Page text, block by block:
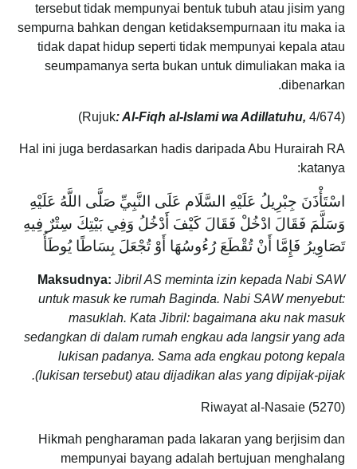
tersebut tidak mempunyai bentuk tubuh atau jisim yang
sempurna bahkan dengan ketidaksempurnaan itu maka ia
tidak dapat hidup seperti tidak mempunyai kepala atau
seumpamanya serta bukan untuk dimuliakan maka ia
dibenarkan.
(Rujuk
: Al-Fiqh al-Islami wa Adillatuhu, 4/674)
Hal ini juga berdasarkan hadis daripada Abu Hurairah RA
katanya:
اسْتَأْذَنَ جِبْرِيلُ عَلَيْهِ السَّلَام عَلَى النَّبِيِّ صَلَّى اللَّهُ عَلَيْهِ
وَسَلَّمَ فَقَالَ ادْخُلْ فَقَالَ كَيْفَ أَدْخُلُ وَفِي بَيْتِكَ سِتْرٌ فِيهِ
تَصَاوِيرُ فَإِمَّا أَنْ تُقْطَعَ رُءُوسُهَا أَوْ تُجْعَلَ بِسَاطًا يُوطَأُ
Maksudnya: Jibril AS meminta izin kepada Nabi SAW
untuk masuk ke rumah Baginda. Nabi SAW menyebut:
masuklah. Kata Jibril: bagaimana aku nak masuk
sedangkan di dalam rumah engkau ada langsir yang ada
lukisan padanya. Sama ada engkau potong kepala
(lukisan tersebut) atau dijadikan alas yang dipijak-pijak.
Riwayat al-Nasaie (5270)
Hikmah pengharaman pada lakaran yang berjisim dan
mempunyai bayang adalah bertujuan menghalang